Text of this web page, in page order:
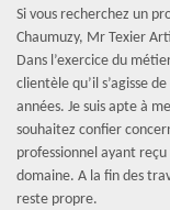
Si vous recherchez un
Chaumuzy, Mr Texier
Dans l’exercice du
clientèle qu’il s’agisse
années. Je suis apte à
souhaitez confier
professionnel ayant
domaine. A la fin des
reste propre.